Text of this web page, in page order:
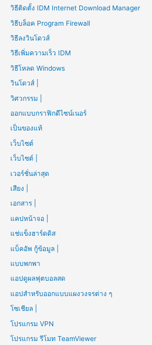
วิธีติดตั้ง IDM Internet Download Manager
วิธีบล็อค Program Firewall
วิธีลงวินโดวส์
วิธีเพิ่มความเร็ว IDM
วิธีโหลด Windows
วินโดวส์ |
วิศวกรรม |
ออกแบบกราฟิกดีไซน์เนอร์
เป็นของแท้
เว็บไซต์
เว็บไซต์ |
เวอร์ชั่นล่าสุด
เสียง |
เอกสาร |
แคปหน้าจอ |
แช่แข็งฮาร์ดดิส
แบ็คอัพ กู้ข้อมูล |
แบบพกพา
แอปดูผลฟุตบอลสด
แอปสำหรับออกแบบแผงวงจรต่าง ๆ
โซเชียล |
โปรแกรม VPN
โปรแกรม รีโมท TeamViewer